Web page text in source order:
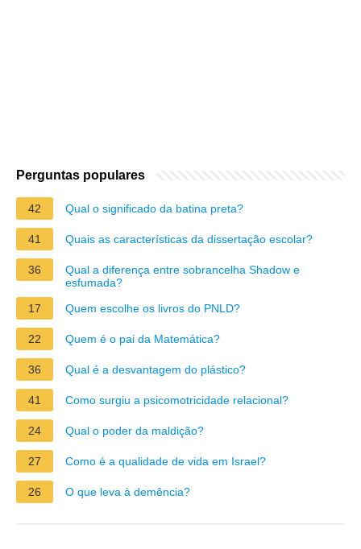
Perguntas populares
42 Qual o significado da batina preta?
41 Quais as características da dissertação escolar?
36
Qual a diferença entre sobrancelha Shadow e
esfumada?
17
Quem escolhe os livros do PNLD?
22 Quem é o pai da Matemática?
36 Qual é a desvantagem do plástico?
41 Como surgiu a psicomotricidade relacional?
24 Qual o poder da maldição?
27 Como é a qualidade de vida em Israel?
26 O que leva à demência?